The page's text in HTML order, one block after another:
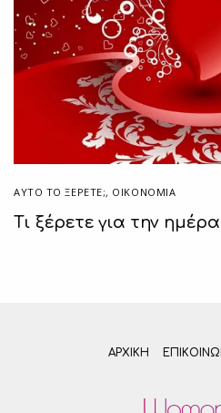
ΑΥΤΌ ΤΟ ΞΈΡΕΤΕ;, ΟΙΚΟΝΟΜΙΑ
Τι ξέρετε για την
ΑΡΧΙΚΗ